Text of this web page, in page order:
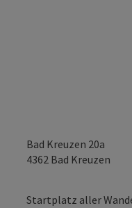
Bad Kreuzen 20a
4362 Bad Kreuzen
Startplatz aller